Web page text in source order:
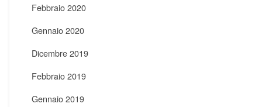
Febbraio 2020
Gennaio 2020
Dicembre 2019
Febbraio 2019
Gennaio 2019